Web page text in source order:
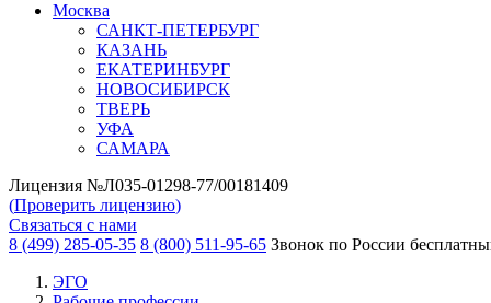
Москва
САНКТ-ПЕТЕРБУРГ
КАЗАНЬ
ЕКАТЕРИНБУРГ
НОВОСИБИРСК
ТВЕРЬ
УФА
САМАРА
Лицензия №Л035-01298-77/00181409
(Проверить лицензию)
Связаться с нами
8 (499) 285-05-35 8 (800) 511-95-65 Звонок по России
ЭГО